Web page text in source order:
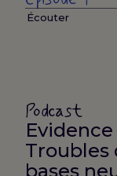
Écouter
Podcast
Troubles
bases